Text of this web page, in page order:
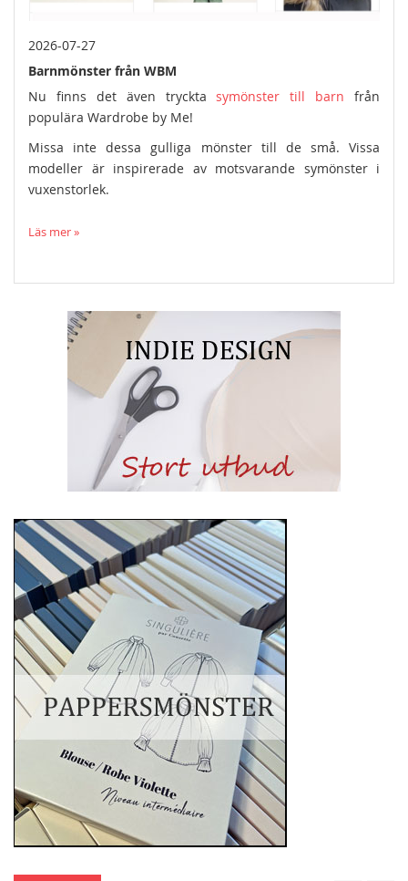
2026-07-27
Barnmönster från WBM
Nu finns det även trycktasymönster till barn från
populära Wardrobe by Me!
Missa inte dessa gulliga mönster till de små. Vissa
modeller är inspirerade av motsvarande symönster i
vuxenstorlek.
Läs mer »